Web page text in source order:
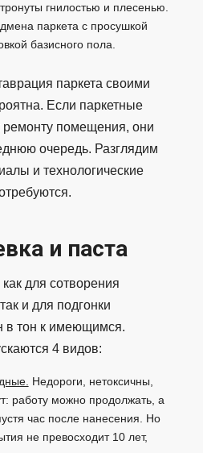
гнилостью и плесенью.
паркета с просушкой
базисного пола.
паркета своими
Если паркетные
помещения, они
очередь. Разглядим
и технологические
и паста
для сотворения
и для подгонки
в тон к имеющимся.
4 видов:
Недороги, нетоксичны,
работу можно продолжать, а
час после нанесения. Но
не превосходит 10 лет,